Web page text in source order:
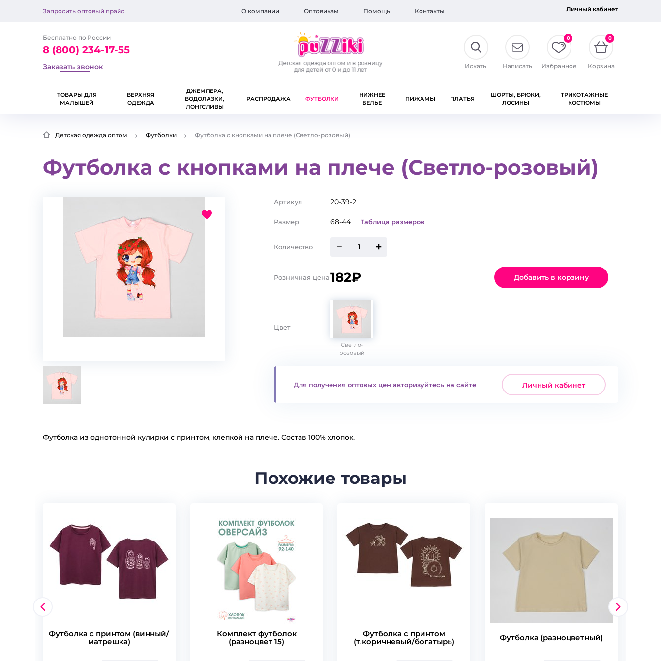
Запросить оптовый прайс О компании Оптовикам Помощь Контакты Личный кабинет
Бесплатно по России
8 (800) 234-17-55
Заказать звонок Искать Написать
0
Избранное
0
Корзина
ТОВАРЫ ДЛЯ
МАЛЫШЕЙ
ВЕРХНЯЯ
ОДЕЖДА
ДЖЕМПЕРА,
ВОДОЛАЗКИ,
ЛОНГСЛИВЫ
РАСПРОДАЖА ФУТБОЛКИ
НИЖНЕЕ
БЕЛЬЕ
ПИЖАМЫ ПЛАТЬЯ
ШОРТЫ, БРЮКИ,
ЛОСИНЫ
ТРИКОТАЖНЫЕ
КОСТЮМЫ
Детская одежда оптом Футболки Футболка с кнопками на плече (Светло-розовый)
Футболка с кнопками на плече (Светло-розовый)
Артикул 20-39-2
Размер 68-44 Таблица размеров
Количество
Розничная цена182₽ Добавить в корзину
Цвет
Светло-
розовый
Для получения оптовых цен авторизуйтесь на сайте Личный кабинет
Футболка из однотонной кулирки с принтом, клепкой на плече. Состав 100% хлопок.
Похожие товары
Футболка с принтом (винный/
матрешка)
Комплект футболок
(разноцвет 15)
Футболка с принтом
(т.коричневый/богатырь)
Футболка (разноцветный)